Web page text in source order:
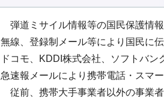
弾道ミサイル情報等の国民保護情
無線、登録制メール等により国民に
ドコモ、KDDI株式会社、ソフトバ
急速報メールにより携帯電話・スマ
従前、携帯大手事業者以外の事業